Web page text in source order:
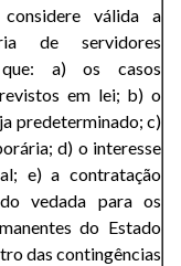
válida a
de servidores
a) os casos
em lei; b) o
predeterminado; c)
d) o interesse
e) a contratação
vedada para os
do Estado
das contingências